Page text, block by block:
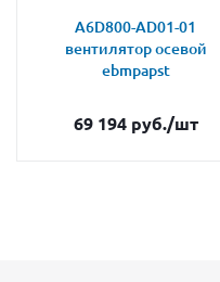
A6D800-AD01-01
вентилятор осевой
ebmpapst
69 194руб./шт